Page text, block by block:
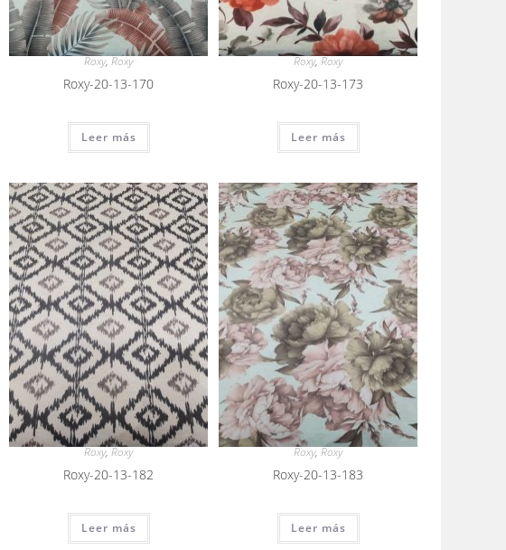
Roxy,Roxy
Roxy-20-13-170
Leer más
Roxy,Roxy
Roxy-20-13-173
Leer más
Roxy,Roxy
Roxy-20-13-182
Leer más
Roxy,Roxy
Roxy-20-13-183
Leer más